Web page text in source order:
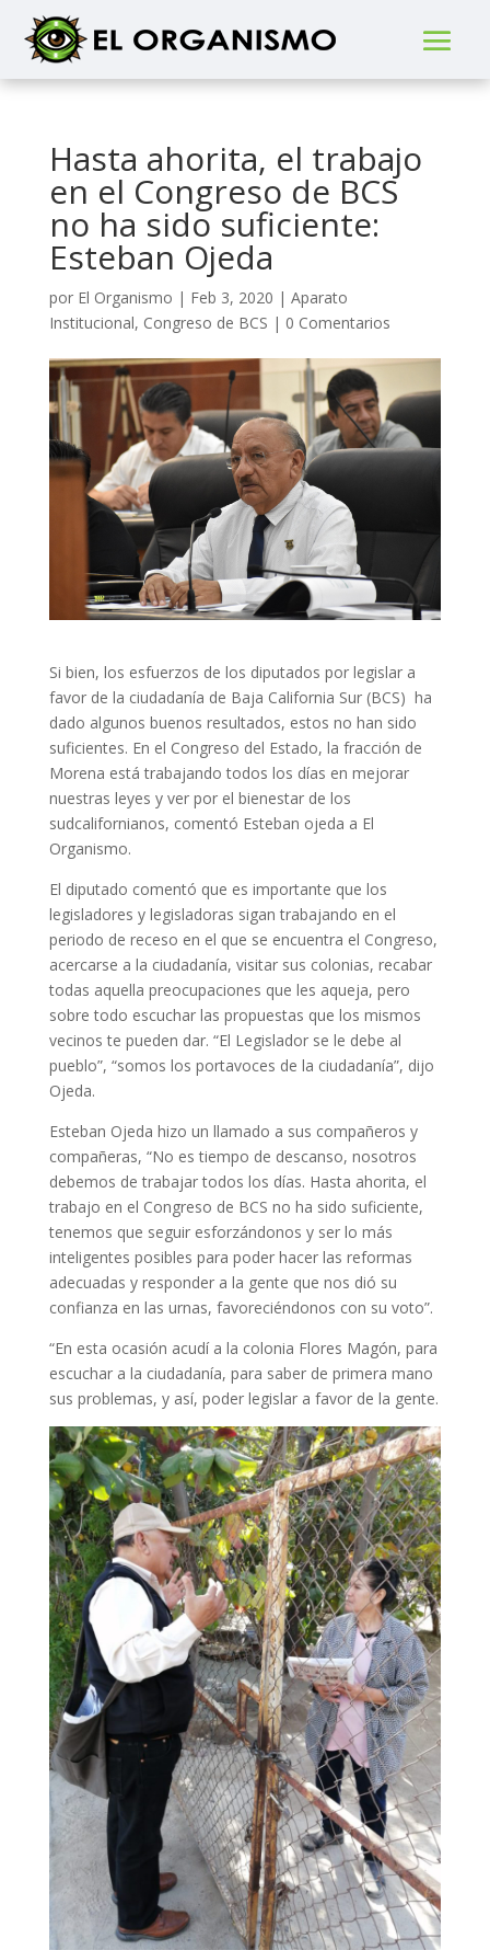
Hasta ahorita, el trabajo
en el Congreso de BCS
no ha sido suficiente:
Esteban Ojeda
por El Organismo | Feb 3, 2020 | Aparato
Institucional, Congreso de BCS | 0 Comentarios
Si bien, los esfuerzos de los diputados por legislar a
favor de la ciudadanía de Baja California Sur (BCS) ha
dado algunos buenos resultados, estos no han sido
suficientes. En el Congreso del Estado, la fracción de
Morena está trabajando todos los días en mejorar
nuestras leyes y ver por el bienestar de los
sudcalifornianos, comentó Esteban ojeda a El
Organismo.
El diputado comentó que es importante que los
legisladores y legisladoras sigan trabajando en el
periodo de receso en el que se encuentra el Congreso,
acercarse a la ciudadanía, visitar sus colonias, recabar
todas aquella preocupaciones que les aqueja, pero
sobre todo escuchar las propuestas que los mismos
vecinos te pueden dar. “El Legislador se le debe al
pueblo”, “somos los portavoces de la ciudadanía”, dijo
Ojeda.
Esteban Ojeda hizo un llamado a sus compañeros y
compañeras, “No es tiempo de descanso, nosotros
debemos de trabajar todos los días. Hasta ahorita, el
trabajo en el Congreso de BCS no ha sido suficiente,
tenemos que seguir esforzándonos y ser lo más
inteligentes posibles para poder hacer las reformas
adecuadas y responder a la gente que nos dió su
confianza en las urnas, favoreciéndonos con su voto”.
“En esta ocasión acudí a la colonia Flores Magón, para
escuchar a la ciudadanía, para saber de primera mano
sus problemas, y así, poder legislar a favor de la gente.